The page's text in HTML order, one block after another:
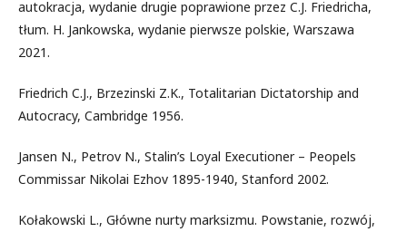
autokracja, wydanie drugie poprawione przez C.J. Friedricha,
tłum. H. Jankowska, wydanie pierwsze polskie, Warszawa
2021.
Friedrich C.J., Brzezinski Z.K., Totalitarian Dictatorship and
Autocracy, Cambridge 1956.
Jansen N., Petrov N., Stalin’s Loyal Executioner – Peopels
Commissar Nikolai Ezhov 1895-1940, Stanford 2002.
Kołakowski L., Główne nurty marksizmu. Powstanie, rozwój,